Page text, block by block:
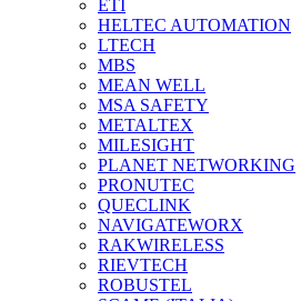
ETI
HELTEC AUTOMATION
LTECH
MBS
MEAN WELL
MSA SAFETY
METALTEX
MILESIGHT
PLANET NETWORKING
PRONUTEC
QUECLINK
NAVIGATEWORX
RAKWIRELESS
RIEVTECH
ROBUSTEL